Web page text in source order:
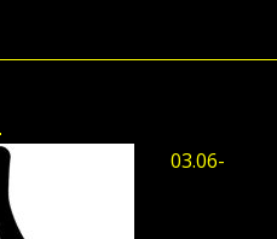
03.06-